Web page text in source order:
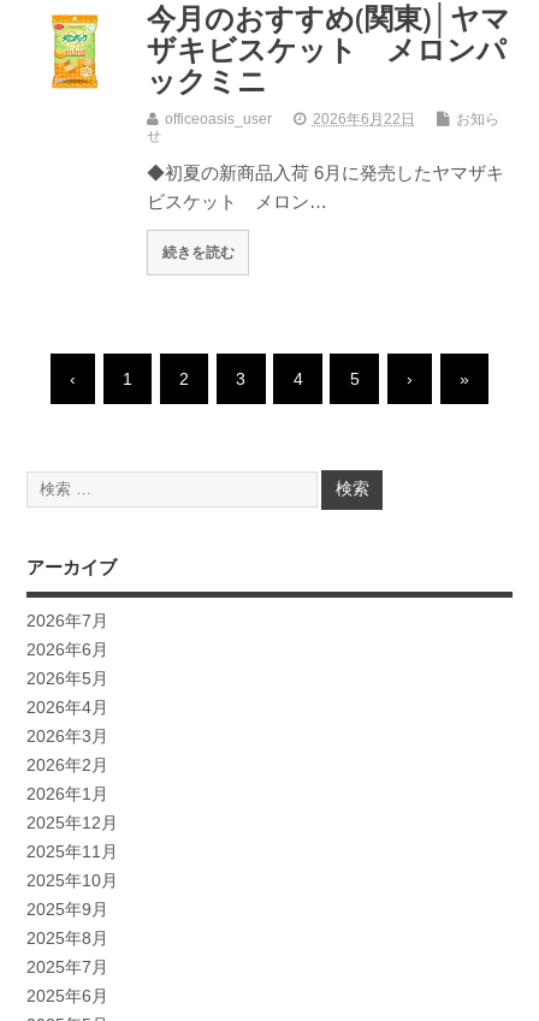
今月のおすすめ(関東)│ヤマ
ザキビスケット メロンパ
ックミニ
officeoasis_user 2026年6月22日
お知ら
せ
◆初夏の新商品入荷 6月に発売したヤマザキ
ビスケット メロン…
続きを読む
‹ 1 2 3 4 5 › »
アーカイブ
2026年7月
2026年6月
2026年5月
2026年4月
2026年3月
2026年2月
2026年1月
2025年12月
2025年11月
2025年10月
2025年9月
2025年8月
2025年7月
2025年6月